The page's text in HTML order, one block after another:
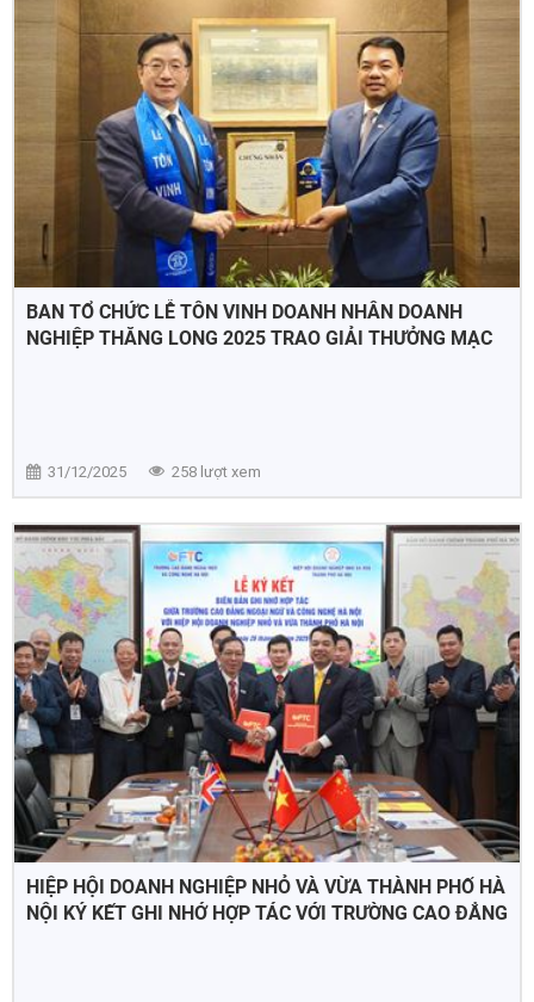
BAN TỔ CHỨC LỄ TÔN VINH DOANH NHÂN DOANH
NGHIỆP THĂNG LONG 2025 TRAO GIẢI THƯỞNG MẠC
31/12/2025 258 lượt xem
HIỆP HỘI DOANH NGHIỆP NHỎ VÀ VỪA THÀNH PHỐ HÀ
NỘI KÝ KẾT GHI NHỚ HỢP TÁC VỚI TRƯỜNG CAO ĐẲNG